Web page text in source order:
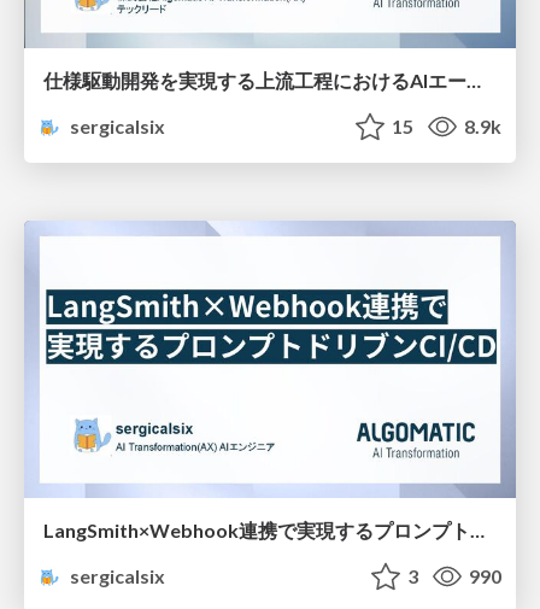
仕様駆動開発を実現する上流工程におけるAIエージェント活用
sergicalsix
15 8.9k
LangSmith×Webhook連携で実現するプロンプトドリブンCI/CD
sergicalsix
3 990